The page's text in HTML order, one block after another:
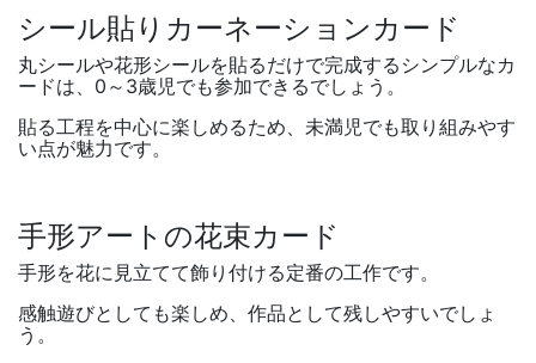
シール貼りカーネーションカード
丸シールや花形シールを貼るだけで完成するシンプルなカ
ードは、 0 ～ 3歳児でも参加できるでしょう。
貼る工程を中心に楽しめるため、未満児でも取り組みやす
い点が魅力です。
手形アートの花束カード
手形を花に見立てて飾り付ける定番の工作です。
感触遊びとしても楽しめ、作品として残しやすいでしょ
う。